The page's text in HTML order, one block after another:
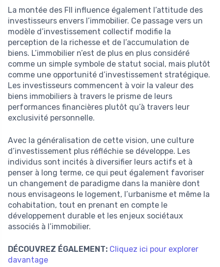
La montée des FII influence également l’attitude des
investisseurs envers l’immobilier. Ce passage vers un
modèle d’investissement collectif modifie la
perception de la richesse et de l’accumulation de
biens. L’immobilier n’est de plus en plus considéré
comme un simple symbole de statut social, mais plutôt
comme une opportunité d’investissement stratégique.
Les investisseurs commencent à voir la valeur des
biens immobiliers à travers le prisme de leurs
performances financières plutôt qu’à travers leur
exclusivité personnelle.
Avec la généralisation de cette vision, une culture
d’investissement plus réfléchie se développe. Les
individus sont incités à diversifier leurs actifs et à
penser à long terme, ce qui peut également favoriser
un changement de paradigme dans la manière dont
nous envisageons le logement, l’urbanisme et même la
cohabitation, tout en prenant en compte le
développement durable et les enjeux sociétaux
associés à l’immobilier.
DÉCOUVREZ ÉGALEMENT: Cliquez ici pour explorer
davantage